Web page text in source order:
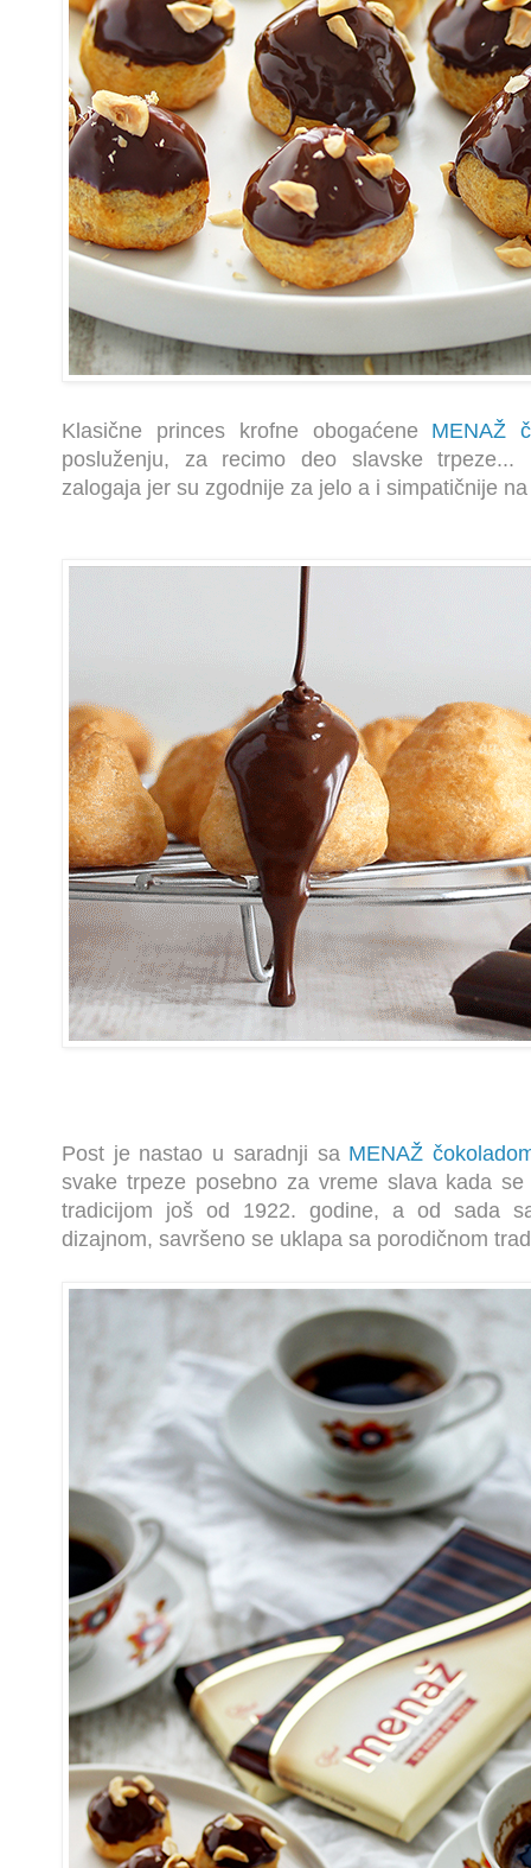
Klasične princes krofne obogaćene MENAŽ
posluženju, za recimo deo slavske
zalogaja jer su zgodnije za jelo a i simpatičnije
Post je nastao u saradnji sa MENAŽ
svake trpeze posebno za vreme slava kada
tradicijom još od 1922. godine, a od sada
dizajnom, savršeno se uklapa sa porodičnom